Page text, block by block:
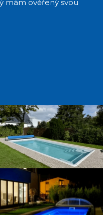
mám ověřený svou